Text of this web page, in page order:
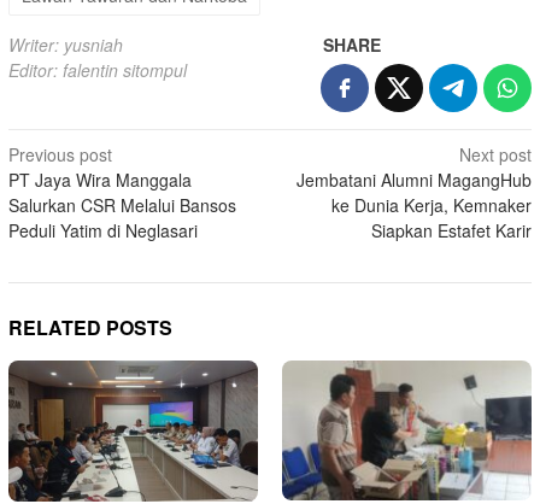
Writer: yusniah
Editor: falentin sitompul
SHARE
Post
navigation
Previous post
PT Jaya Wira Manggala
Salurkan CSR Melalui Bansos
Peduli Yatim di Neglasari
Next post
Jembatani Alumni MagangHub
ke Dunia Kerja, Kemnaker
Siapkan Estafet Karir
RELATED POSTS